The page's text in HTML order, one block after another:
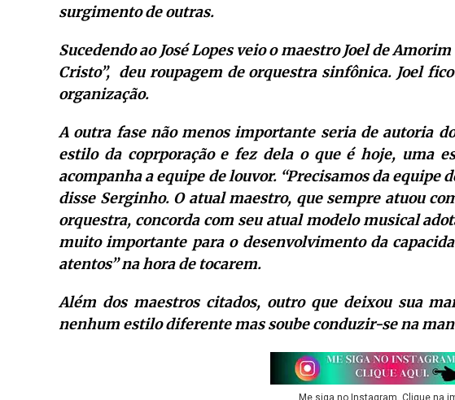
surgimento de outras.
Sucedendo ao José Lopes veio o maestro Joel de
Cristo”, deu roupagem de orquestra sinfônica. Joel
organização.
A outra fase não menos importante seria de autoria
estilo da coprporação e fez dela o que é hoje, uma
acompanha a equipe de louvor. “Precisamos da equipe
disse Serginho. O atual maestro, que sempre atuou
orquestra, concorda com seu atual modelo musical
muito importante para o desenvolvimento da
atentos” na hora de tocarem.
Além dos maestros citados, outro que deixou sua
nenhum estilo diferente mas soube conduzir-se na
Me siga no Instagram. Clique na